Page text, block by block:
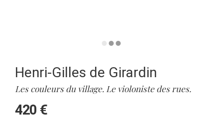
Henri-Gilles de Girardin
Les couleurs du village. Le violoniste des rues.
420 €